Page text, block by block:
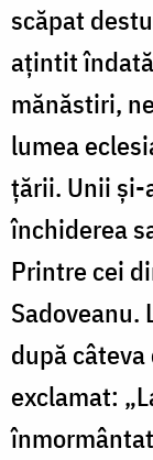
scăpat
aţintit
mănăstiri,
lumea
țării. Unii și-
închiderea
Printre cei
Sadoveanu.
după
exclamat: